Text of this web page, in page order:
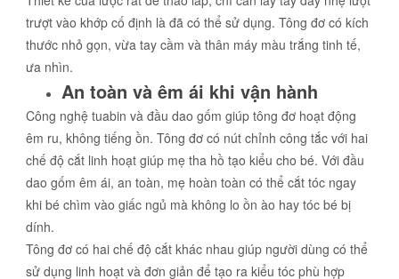
trượt vào khớp cố định là đã có thể sử dụng. Tông đơ có kích
thước nhỏ gọn, vừa tay cầm và thân máy màu trắng tinh tế,
ưa nhìn.
An toàn và êm ái khi vận hành
Công nghệ tuabin và đầu dao gốm giúp tông đơ hoạt động
êm ru, không tiếng ồn. Tông đơ có nút chỉnh công tắc với hai
chế độ cắt linh hoạt giúp mẹ tha hồ tạo kiểu cho bé. Với đầu
dao gốm êm ái, an toàn, mẹ hoàn toàn có thể cắt tóc ngay
khi bé chìm vào giấc ngủ mà không lo ồn ào hay tóc bé bị
dính.
Tông đơ có hai chế độ cắt khác nhau giúp người dùng có thể
sử dụng linh hoạt và đơn giản để tạo ra kiểu tóc phù hợp